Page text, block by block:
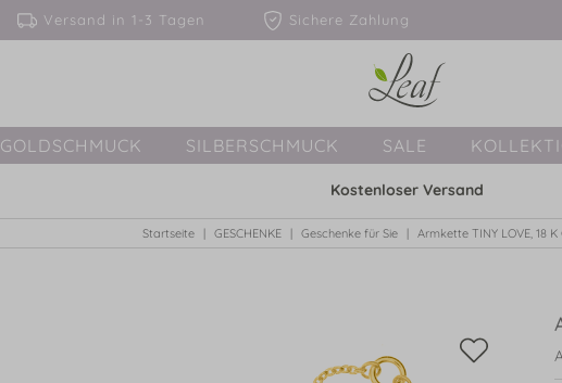
Versand in 1-3 Tagen Sichere Zahlung
GOLDSCHMUCK SILBERSCHMUCK SALE
Kostenloser Versand
Startseite GESCHENKE Geschenke für Sie Armkette TINY LOVE, 18